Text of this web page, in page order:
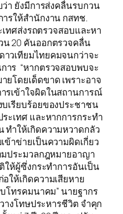
า ยังมีการส่งคลื่นรบกวน
ารให้สำนักงาน กสทช.
เทศส่งรถตรวจสอบและหา
20 คันออกตรวจคลื่น
วเทียมไทยคมจนกว่าจะ
าร “หากตรวจสอบพบจะ
ยโดยเด็ดขาด เพราะอาจ
รเข้าใจผิดในสถานการณ์
เรียบร้อยของประชาชน
ะเทศ และหากการกระทำ
ำให้เกิดความหวาดกลัว
าข่ายเป็นความผิดเกี่ยว
มประมวลกฎหมายอาญา
ห้ผู้ซึ่งกระทำการอันเป็น
ให้เกิดความเสียหาย
โทรคมนาคม” นายฐากร
างโทษประหารชีวิต จำคุก